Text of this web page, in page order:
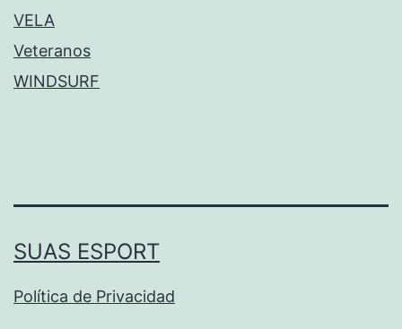
VELA
Veteranos
WINDSURF
SUAS ESPORT
Política de Privacidad